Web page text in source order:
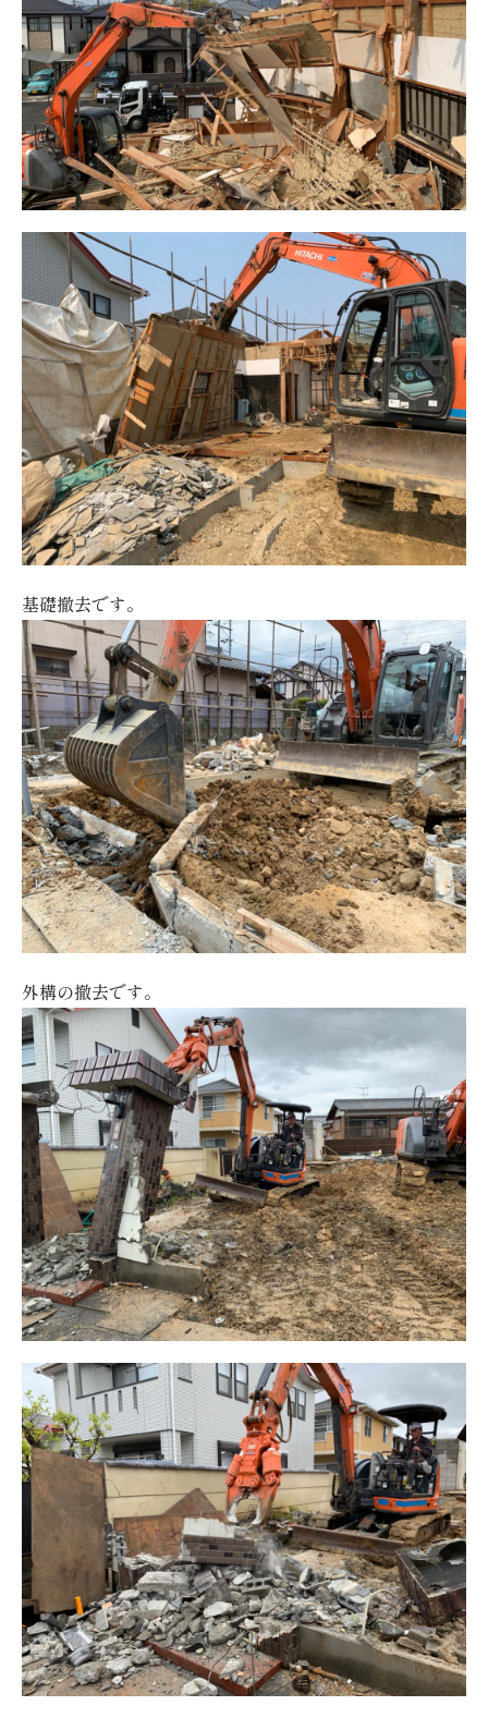
基礎撤去です。
外構の撤去です。